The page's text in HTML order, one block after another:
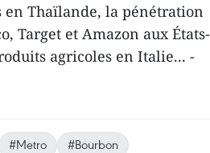
en Thaïlande, la pénétration
Target et Amazon aux États-
agricoles en Italie... -
#Metro #Bourbon